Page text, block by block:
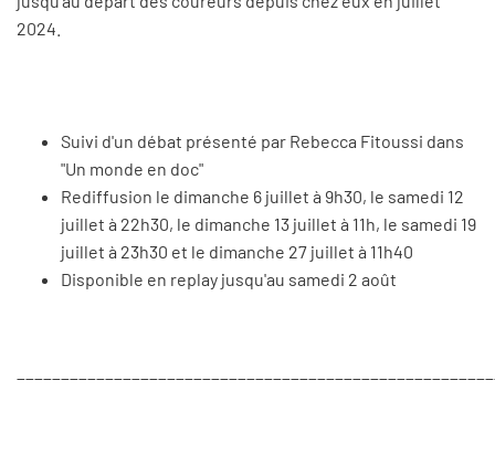
2024.
Suivi d'un débat présenté par Rebecca Fitoussi dans
"Un monde en doc"
Rediffusion le dimanche 6 juillet à 9h30, le samedi 12
juillet à 22h30, le dimanche 13 juillet à 11h, le samedi 19
juillet à 23h30 et le dimanche 27 juillet à 11h40
Disponible en replay jusqu'au samedi 2 août